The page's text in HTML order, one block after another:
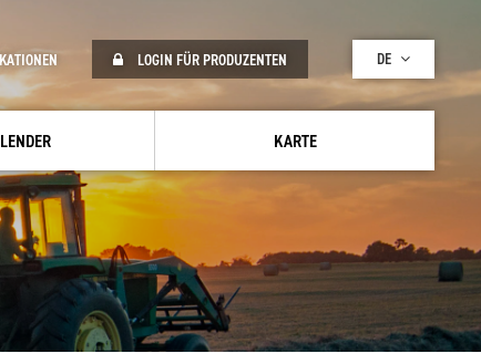
KARTE
LOGIN FÜR PRODUZENTEN DE